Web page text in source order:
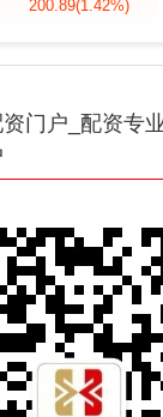
200.89(1.42%)
门户_配资专